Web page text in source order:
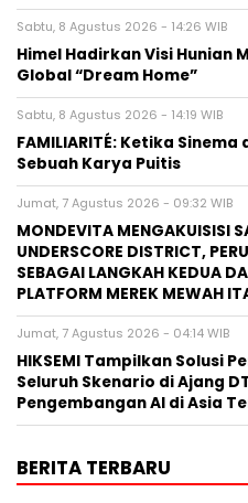
Sabtu, 8 Agustus 2026 - 14:26 WIB
Himel Hadirkan Visi Hunian
Global “Dream Home”
Sabtu, 8 Agustus 2026 - 14:19 WIB
FAMILIARITÉ: Ketika
Sebuah Karya Puitis
Jumat, 7 Agustus 2026 - 09:32 WIB
MONDEVITA MENGAKUISISI
UNDERSCORE DISTRICT,
SEBAGAI LANGKAH KEDUA
PLATFORM MEREK MEWAH
Jumat, 7 Agustus 2026 - 04:14 WIB
HIKSEMI Tampilkan Solusi
Seluruh Skenario di Ajang
Pengembangan AI di Asia
BERITA TERBARU